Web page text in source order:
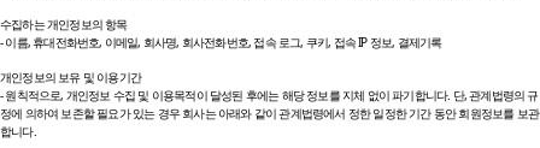
수집하는 개인정보의 항목
- 이름, 휴대전화번호, 이메일, 회사명, 회사전화번호, 접속 로그, 쿠키, 접속 IP 정보, 결제기록
개인정보의 보유 및 이용기간
- 원칙적으로, 개인정보 수집 및 이용목적이 달성된 후에는 해당 정보를 지체 없이 파기합니다. 단, 관계법령의 규
정에 의하여 보존할 필요가 있는 경우 회사는 아래와 같이 관계법령에서 정한 일정한 기간 동안 회원정보를 보관
합니다.